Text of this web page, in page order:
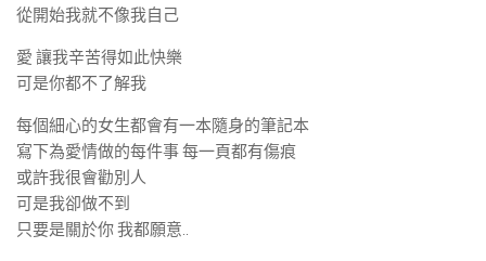
從開始我就不像我自己
愛 讓我辛苦得如此快樂
可是你都不了解我
每個細心的女生都會有一本隨身的筆記本
寫下為愛情做的每件事 每一頁都有傷痕
或許我很會勸別人
可是我卻做不到
只要是關於你 我都願意..